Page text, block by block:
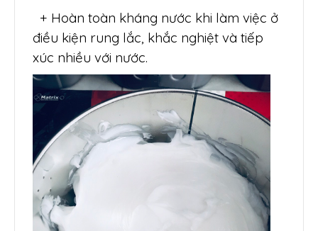
+ Hoàn toàn kháng nước khi làm việc ở
điều kiện rung lắc, khắc nghiệt và tiếp
xúc nhiều với nước.